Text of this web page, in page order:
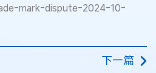
mark-dispute-2024-10-
下一篇